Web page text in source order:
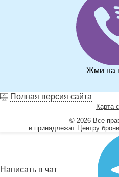
Жми на
Полная версия сайта
Карта
© 2026 Все
и принадлежат Центру
Написать в чат